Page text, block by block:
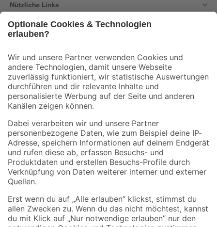
Nützliche Links
Der toom Newsletter: Keine Angebote und Aktionen mehr verpassen!
Zur Newsletter Anmeldung
Folge uns
Zahlungsarten Versandarten
Sicher einkaufen
Jetzt die toom-App herunterladen